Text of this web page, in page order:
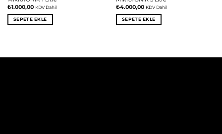
₺1.000,00 KDV Dahil
SEPETE EKLE
₺4.000,00 KDV Dahil
SEPETE EKLE